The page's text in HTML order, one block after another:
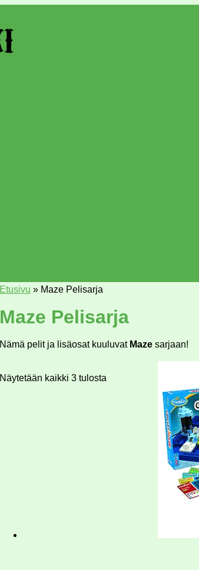
Etusivu » Maze Pelisarja
Maze Pelisarja
Nämä pelit ja lisäosat kuuluvat Maze sarjaan!
Näytetään kaikki 3 tulosta